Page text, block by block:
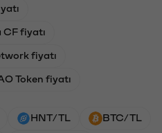
fiyatı
fiyatı
Token fiyatı
HNT/TL BTC/TL